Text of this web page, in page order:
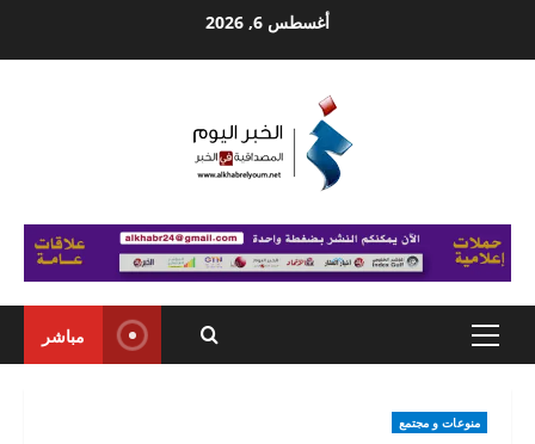
أغسطس 6, 2026
Primary
مباشر
منوعات و مجتمع